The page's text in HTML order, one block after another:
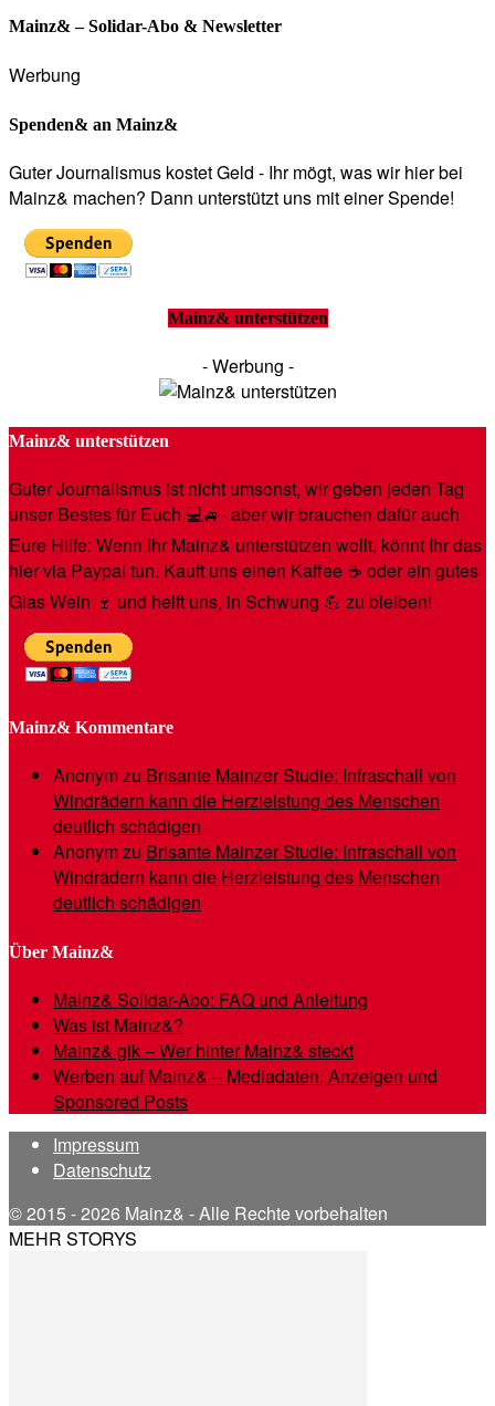
Mainz& – Solidar-Abo & Newsletter
Werbung
Spenden& an Mainz&
Guter Journalismus kostet Geld - Ihr mögt, was wir hier bei
Mainz& machen? Dann unterstützt uns mit einer Spende!
Mainz& unterstützen
- Werbung -
Mainz& unterstützen
Guter Journalismus ist nicht umsonst, wir geben jeden Tag
unser Bestes für Euch 💻🚙- aber wir brauchen dafür auch
Eure Hilfe: Wenn Ihr Mainz& unterstützen wollt, könnt Ihr das
hier via Paypal tun. Kauft uns einen Kaffee ☕️ oder ein gutes
Glas Wein 🍷 und helft uns, in Schwung 💪 zu bleiben!
Mainz& Kommentare
Anonymzu Brisante Mainzer Studie: Infraschall von
Windrädern kann die Herzleistung des Menschen
deutlich schädigen
Anonymzu Brisante Mainzer Studie: Infraschall von
Windrädern kann die Herzleistung des Menschen
deutlich schädigen
Über Mainz&
Mainz& Solidar-Abo: FAQ und Anleitung
Was ist Mainz&?
Mainz& gik – Wer hinter Mainz& steckt
Werben auf Mainz& – Mediadaten, Anzeigen und
Sponsored Posts
Impressum
Datenschutz
© 2015 - 2026 Mainz& - Alle Rechte vorbehalten
MEHR STORYS